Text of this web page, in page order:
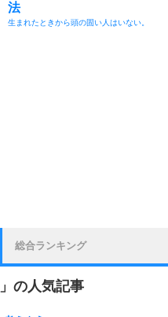
法
生まれたときから頭の固い人はいない。
総合ランキング
」の人気記事